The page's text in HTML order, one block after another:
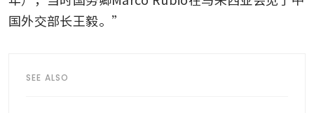
国外交部长王毅。”
SEE ALSO